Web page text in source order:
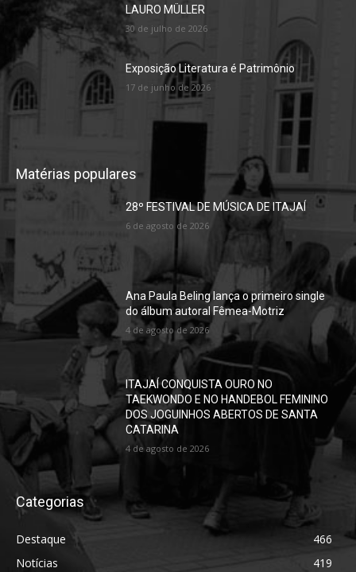
LAURO MÜLLER
30 de julho de 2026
Exposição Literatura é Patrimônio
17 de junho de 2026
Matérias populares
28º FESTIVAL DE MÚSICA DE ITAJAÍ
6 de agosto de 2026
Ana Paula Beling lança o primeiro single
do álbum autoral Fêmea-Motriz
4 de agosto de 2026
ITAJAÍ CONQUISTA OURO NO
TAEKWONDO E NO HANDEBOL FEMININO
DOS JOGUINHOS ABERTOS DE SANTA
CATARINA
4 de agosto de 2026
Categorias
Destaque
466
Notícias
419